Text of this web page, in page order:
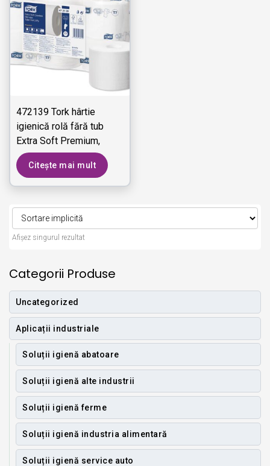
472139 Tork hârtie
igienică rolă fără tub
Extra Soft Premium,
dimensiune medie - 3
straturi
Citește mai mult
Afișez singurul rezultat
Categorii Produse
Uncategorized
Aplicații industriale
Soluții igienă abatoare
Soluții igienă alte industrii
Soluții igienă ferme
Soluții igienă industria alimentară
Soluții igienă service auto